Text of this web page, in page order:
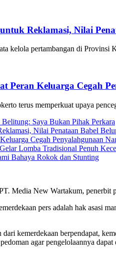
Reklamasi, Nilai
kelola pertambangan di
Keluarga Cegah
terus memperkuat upaya
Saya Bukan Pihak Perkara
Nilai Penataan Babel
Cegah Penyalahgunaan
Lomba Tradisional Penuh
Bahaya Rokok dan Stunting
Media New Wartakum,
pers adalah hak
kemerdekaan berpendapat,
agar pengelolaannya